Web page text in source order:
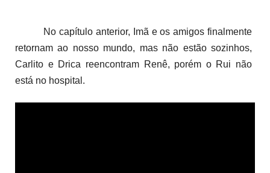
No capítulo anterior, Imã e os amigos finalmente
retornam ao nosso mundo, mas não estão sozinhos,
Carlito e Drica reencontram Renê, porém o Rui não
está no hospital.